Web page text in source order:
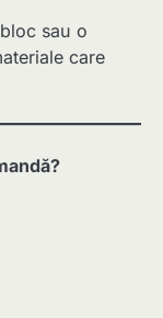
sau o
care